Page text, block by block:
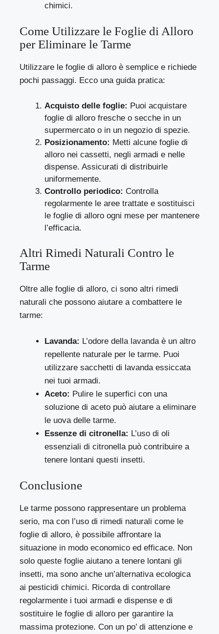
chimici.
Come Utilizzare le Foglie di Alloro
per Eliminare le Tarme
Utilizzare le foglie di alloro è semplice e richiede
pochi passaggi. Ecco una guida pratica:
Acquisto delle foglie: Puoi acquistare
foglie di alloro fresche o secche in un
supermercato o in un negozio di spezie.
Posizionamento: Metti alcune foglie di
alloro nei cassetti, negli armadi e nelle
dispense. Assicurati di distribuirle
uniformemente.
Controllo periodico: Controlla
regolarmente le aree trattate e sostituisci
le foglie di alloro ogni mese per mantenere
l’efficacia.
Altri Rimedi Naturali Contro le
Tarme
Oltre alle foglie di alloro, ci sono altri rimedi
naturali che possono aiutare a combattere le
tarme:
Lavanda: L’odore della lavanda è un altro
repellente naturale per le tarme. Puoi
utilizzare sacchetti di lavanda essiccata
nei tuoi armadi.
Aceto: Pulire le superfici con una
soluzione di aceto può aiutare a eliminare
le uova delle tarme.
Essenze di citronella: L’uso di oli
essenziali di citronella può contribuire a
tenere lontani questi insetti.
Conclusione
Le tarme possono rappresentare un problema
serio, ma con l’uso di rimedi naturali come le
foglie di alloro, è possibile affrontare la
situazione in modo economico ed efficace. Non
solo queste foglie aiutano a tenere lontani gli
insetti, ma sono anche un’alternativa ecologica
ai pesticidi chimici. Ricorda di controllare
regolarmente i tuoi armadi e dispense e di
sostituire le foglie di alloro per garantire la
massima protezione. Con un po’ di attenzione e